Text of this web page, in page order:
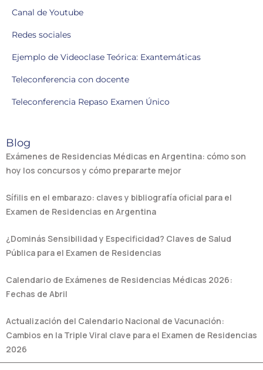
Canal de Youtube
Redes sociales
Ejemplo de Videoclase Teórica: Exantemáticas
Teleconferencia con docente
Teleconferencia Repaso Examen Único
Blog
Exámenes de Residencias Médicas en Argentina: cómo son
hoy los concursos y cómo prepararte mejor
Sífilis en el embarazo: claves y bibliografía oficial para el
Examen de Residencias en Argentina
¿Dominás Sensibilidad y Especificidad? Claves de Salud
Pública para el Examen de Residencias
Calendario de Exámenes de Residencias Médicas 2026:
Fechas de Abril
Actualización del Calendario Nacional de Vacunación:
Cambios en la Triple Viral clave para el Examen de Residencias
2026